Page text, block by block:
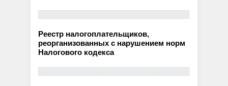
Реестр налогоплательщиков,
реорганизованных с нарушением норм
Налогового кодекса